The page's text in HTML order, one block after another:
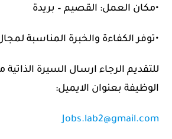
•مكان العمل: القصيم – بريدة​
•توفر الكفاءة والخبرة المناسبة
للتقديم الرجاء ارسال السيرة
الوظيفة بعنوان الايميل:
Jobs.lab2@gmail.com